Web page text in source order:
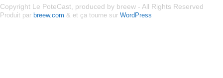
Copyright Le PoteCast, produced by breew - All Rights Reserved
Produit par breew.com & et ça tourne sur WordPress